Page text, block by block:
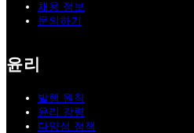
채용 정보
문의하기
윤리
발행 원칙
윤리 강령
다양성 정책